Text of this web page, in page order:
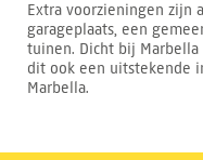
Extra voorzieningen zijn
garageplaats, een
tuinen. Dicht bij Marbella
dit ook een uitstekende
Marbella.